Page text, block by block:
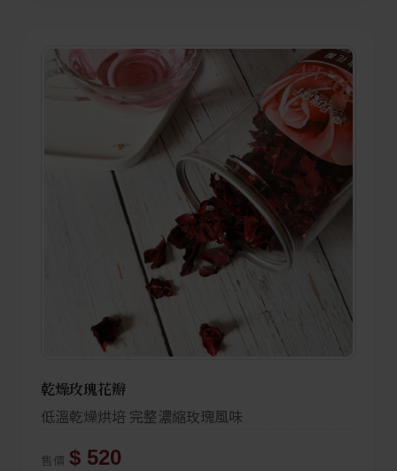
乾燥玫瑰花瓣
低溫乾燥烘培 完整濃縮玫瑰風味
售價 $ 520